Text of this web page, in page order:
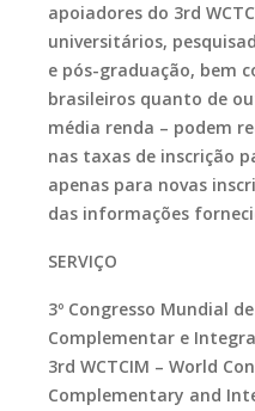
apoiadores do 3rd
universitários,
e pós-graduação, bem
brasileiros quanto de
média renda – podem
nas taxas de inscrição
apenas para novas
das informações
SERVIÇO
3º Congresso Mundial
Complementar e
3rd WCTCIM – World
Complementary and